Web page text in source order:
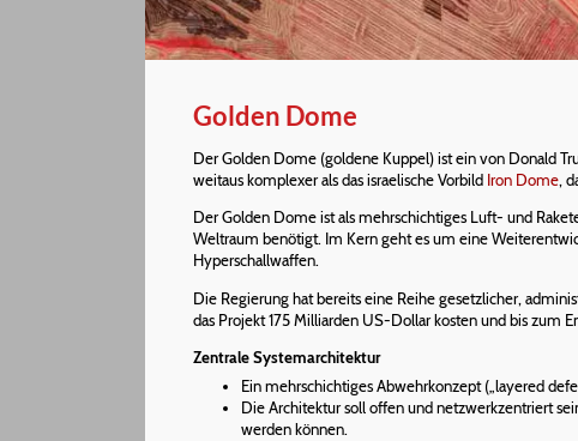
Golden Dome
Der Golden Dome (goldene Kuppel) ist ein von Donald
weitaus komplexer als das israelische Vorbild Iron Dome,
Der Golden Dome ist als mehrschichtiges Luft- und
Weltraum benötigt. Im Kern geht es um eine
Hyperschallwaffen.
Die Regierung hat bereits eine Reihe gesetzlicher,
das Projekt 175 Milliarden US-Dollar kosten und bis zum
Zentrale Systemarchitektur
Ein mehrschichtiges Abwehrkonzept („layered
Die Architektur soll offen und netzwerkzentriert
werden können.